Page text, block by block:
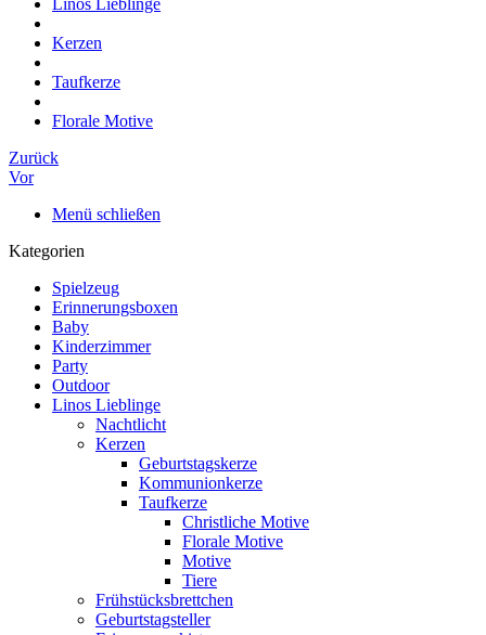
Linos Lieblinge
Kerzen
Taufkerze
Florale Motive
Zurück
Vor
Menü schließen
Kategorien
Spielzeug
Erinnerungsboxen
Baby
Kinderzimmer
Party
Outdoor
Linos Lieblinge
Nachtlicht
Kerzen
Geburtstagskerze
Kommunionkerze
Taufkerze
Christliche Motive
Florale Motive
Motive
Tiere
Frühstücksbrettchen
Geburtstagsteller